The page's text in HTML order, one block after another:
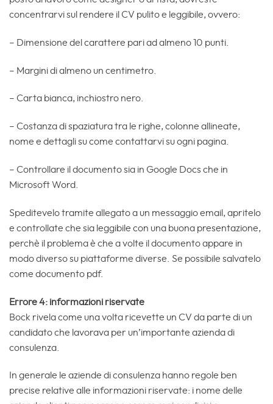
concentrarvi sul rendere il CV pulito e leggibile, ovvero:
– Dimensione del carattere pari ad almeno 10 punti.
– Margini di almeno un centimetro.
– Carta bianca, inchiostro nero.
– Costanza di spaziatura tra le righe, colonne allineate,
nome e dettagli su come contattarvi su ogni pagina.
– Controllare il documento sia in Google Docs che in
Microsoft Word.
Speditevelo tramite allegato a un messaggio email, apritelo
e controllate che sia leggibile con una buona presentazione,
perchè il problema è che a volte il documento appare in
modo diverso su piattaforme diverse. Se possibile salvatelo
come documento pdf.
Errore 4: informazioni riservate
Bock rivela come una volta ricevette un CV da parte di un
candidato che lavorava per un’importante azienda di
consulenza.
In generale le aziende di consulenza hanno regole ben
precise relative alle informazioni riservate: i nome delle